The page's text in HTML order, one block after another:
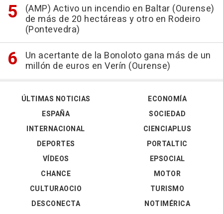
(AMP) Activo un incendio en Baltar (Ourense)
de más de 20 hectáreas y otro en Rodeiro
(Pontevedra)
Un acertante de la Bonoloto gana más de un
millón de euros en Verín (Ourense)
ÚLTIMAS NOTICIAS
ESPAÑA
INTERNACIONAL
DEPORTES
VÍDEOS
ECONOMÍA
SOCIEDAD
CIENCIAPLUS
PORTALTIC
EPSOCIAL
CHANCE
CULTURAOCIO
DESCONECTA
MOTOR
TURISMO
NOTIMÉRICA